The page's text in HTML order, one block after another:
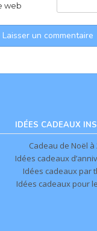
web
IDÉES CADEAUX
Cadeau de Noël à
Idées cadeaux
Idées cadeaux par
Idées cadeaux pour